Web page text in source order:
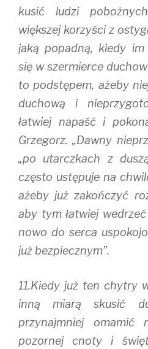
kusić ludzi
większej korzyści z
jaką popadną, kiedy im
się w szermierce
to podstępem, ażeby
duchową i
łatwiej napaść i
Grzegorz. „Dawny
„po utarczkach z
często ustępuje na
ażeby już zakończyć
aby tym łatwiej
nowo do serca
już bezpiecznym”.
11.Kiedy już ten chytry
inną miarą skusić
przynajmniej omamić
pozornej cnoty i